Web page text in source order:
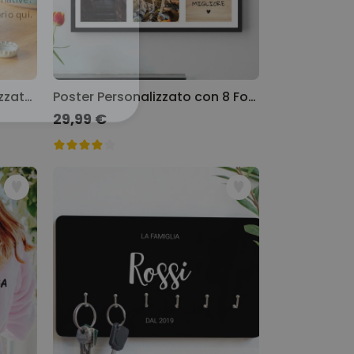
Boccale da Birra Personalizzato con Testo Poster Personalizzato con 8 Foto e Testo
29,99 €
qui.
NON CLASSIFICATO